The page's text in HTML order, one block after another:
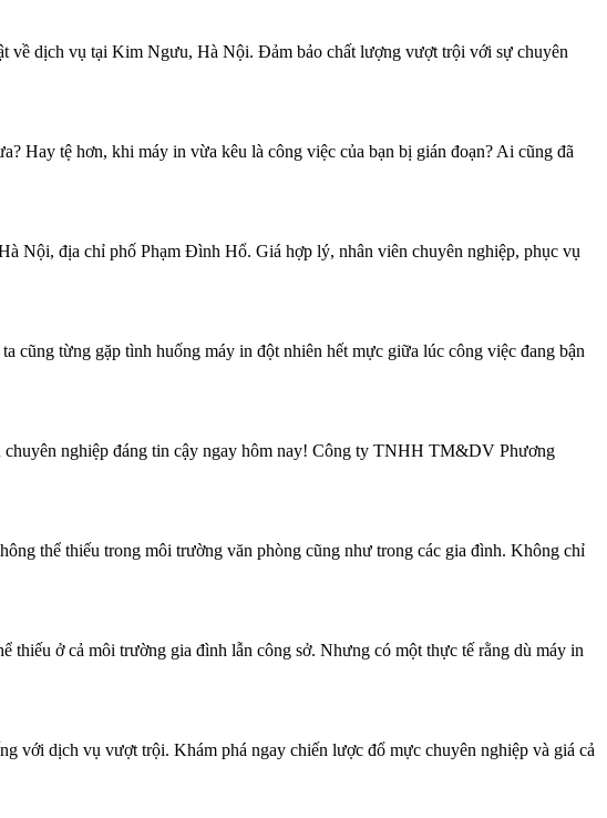
dịch vụ tại Kim Ngưu, Hà Nội. Đảm bảo chất lượng vượt trội với sự chuyên
Hay tệ hơn, khi máy in vừa kêu là công việc của bạn bị gián đoạn? Ai cũng đã
Nội, địa chỉ phố Phạm Đình Hổ. Giá hợp lý, nhân viên chuyên nghiệp, phục vụ
từng gặp tình huống máy in đột nhiên hết mực giữa lúc công việc đang bận
nghiệp đáng tin cậy ngay hôm nay! Công ty TNHH TM&DV Phương
thể thiếu trong môi trường văn phòng cũng như trong các gia đình. Không chỉ
ở cả môi trường gia đình lẫn công sở. Nhưng có một thực tế rằng dù máy in
dịch vụ vượt trội. Khám phá ngay chiến lược đổ mực chuyên nghiệp và giá cả